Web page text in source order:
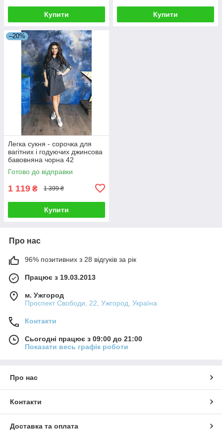
Купити Купити
–20%
Легка сукня - сорочка для
вагітних і годуючих джинсова
бавовняна чорна 42
Готово до відправки
1 119 ₴ 1 399 ₴
Купити
Про нас
96% позитивних з 28 відгуків за рік
Працює з 19.03.2013
м. Ужгород
Проспект Свободи, 22, Ужгород, Україна
Контакти
Сьогодні працює з 09:00 до 21:00
Показати весь графік роботи
Про нас
Контакти
Доставка та оплата